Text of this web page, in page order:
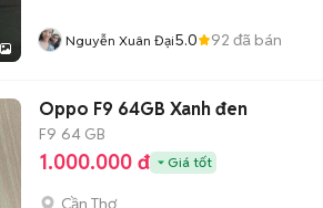
Nguyễn Xuân Đại5.0 92 đã bán
Oppo F9 64GB Xanh đen
F9 64 GB
1.000.000 đ Giá tốt
Cần Thơ